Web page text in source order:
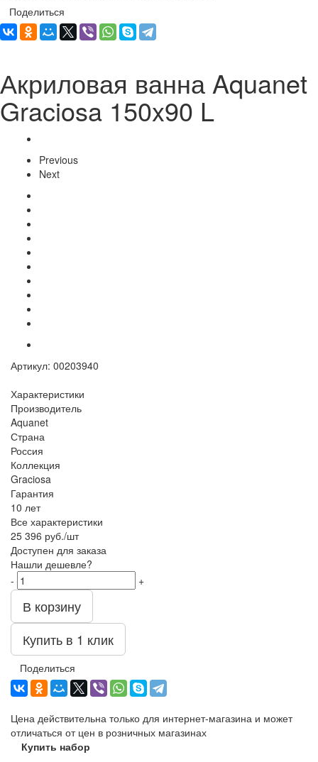
Поделиться
Акриловая ванна Aquanet
Graciosa 150x90 L
Previous
Next
Артикул: 00203940
Характеристики
Производитель
Aquanet
Страна
Россия
Коллекция
Graciosa
Гарантия
10 лет
Все характеристики
25 396 руб./шт
Доступен для заказа
Нашли дешевле?
-
+
В корзину
Купить в 1 клик
Поделиться
Цена действительна только для интернет-магазина и может
отличаться от цен в розничных магазинах
Купить набор